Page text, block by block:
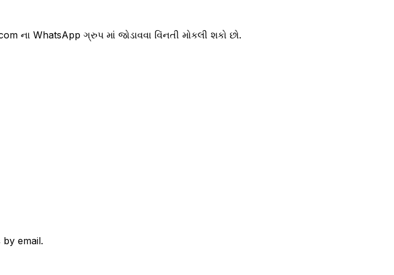
ના WhatsApp ગ્રુપ માં જોડાવવા વિંનતી મોકલી શકો છો.
email.